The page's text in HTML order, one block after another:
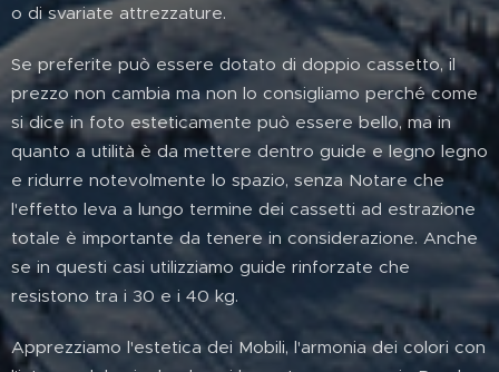
o di svariate attrezzature.
Se preferite può essere dotato di doppio cassetto, il
prezzo non cambia ma non lo consigliamo perché come
si dice in foto esteticamente può essere bello, ma in
quanto a utilità è da mettere dentro guide e legno legno
e ridurre notevolmente lo spazio, senza Notare che
l'effetto leva a lungo termine dei cassetti ad estrazione
totale è importante da tenere in considerazione. Anche
se in questi casi utilizziamo guide rinforzate che
resistono tra i 30 e i 40 kg.
Apprezziamo l'estetica dei Mobili, l'armonia dei colori con